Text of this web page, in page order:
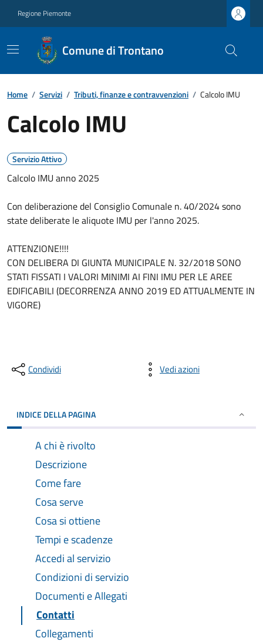
Regione Piemonte
Comune di Trontano
Home / Servizi / Tributi, finanze e contravvenzioni / Calcolo IMU
Calcolo IMU
Servizio Attivo
Calcolo IMU anno 2025
Con deliberazione del Consiglio Comunale n. 40/2024 sono
state deliberate le aliquote IMU per l'anno 2025.
ATTENZIONE!!!!
CON DELIBERA DI GIUNTA MUNICIPALE N. 32/2018 SONO
STATI FISSATI I VALORI MINIMI AI FINI IMU PER LE AREE
EDIFICABILI (DECORRENZA ANNO 2019 ED ATTUALMENTE IN
VIGORE)
Condividi Vedi azioni
INDICE DELLA PAGINA
A chi è rivolto
Descrizione
Come fare
Cosa serve
Cosa si ottiene
Tempi e scadenze
Accedi al servizio
Condizioni di servizio
Documenti e Allegati
Contatti
Collegamenti